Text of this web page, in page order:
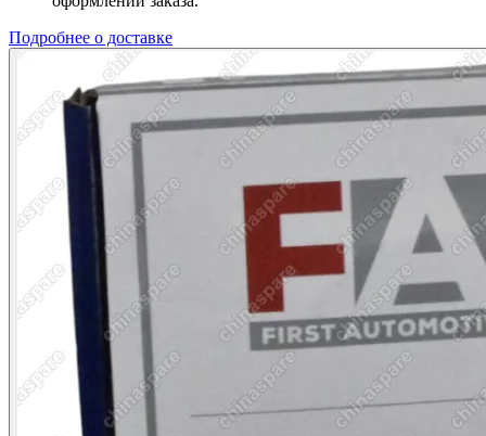
Подробнее о доставке